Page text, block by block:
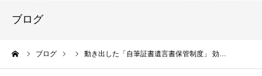
ブログ
ブログ 動き出した「自筆証書遺言書保管制度」 効…